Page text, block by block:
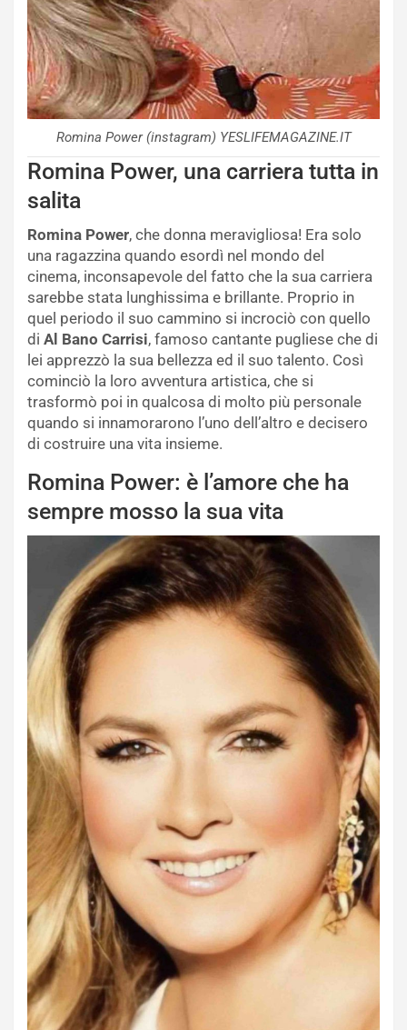
Romina Power (instagram) YESLIFEMAGAZINE.IT
Romina Power, una carriera tutta in
salita
Romina Power, che donna meravigliosa! Era solo
una ragazzina quando esordì nel mondo del
cinema, inconsapevole del fatto che la sua carriera
sarebbe stata lunghissima e brillante. Proprio in
quel periodo il suo cammino si incrociò con quello
di Al Bano Carrisi, famoso cantante pugliese che di
lei apprezzò la sua bellezza ed il suo talento. Così
cominciò la loro avventura artistica, che si
trasformò poi in qualcosa di molto più personale
quando si innamorarono l’uno dell’altro e decisero
di costruire una vita insieme.
Romina Power: è l’amore che ha
sempre mosso la sua vita